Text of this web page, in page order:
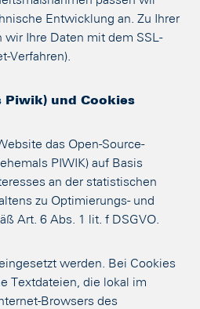
Entwicklung an. Zu Ihrer
Ihre Daten mit dem SSL-
Verfahren).
Piwik) und Cookies
das Open-Source-
PIWIK) auf Basis
an der statistischen
zu Optimierungs- und
Art. 6 Abs. 1 lit. f DSGVO.
werden. Bei Cookies
Textdateien, die lokal im
Browsers des